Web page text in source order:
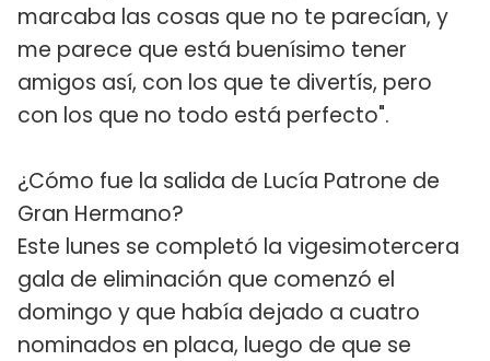
marcaba las cosas que no te parecían, y
me parece que está buenísimo tener
amigos así, con los que te divertís, pero
con los que no todo está perfecto".
¿Cómo fue la salida de Lucía Patrone de
Gran Hermano?
Este lunes se completó la vigesimotercera
gala de eliminación que comenzó el
domingo y que había dejado a cuatro
nominados en placa, luego de que se